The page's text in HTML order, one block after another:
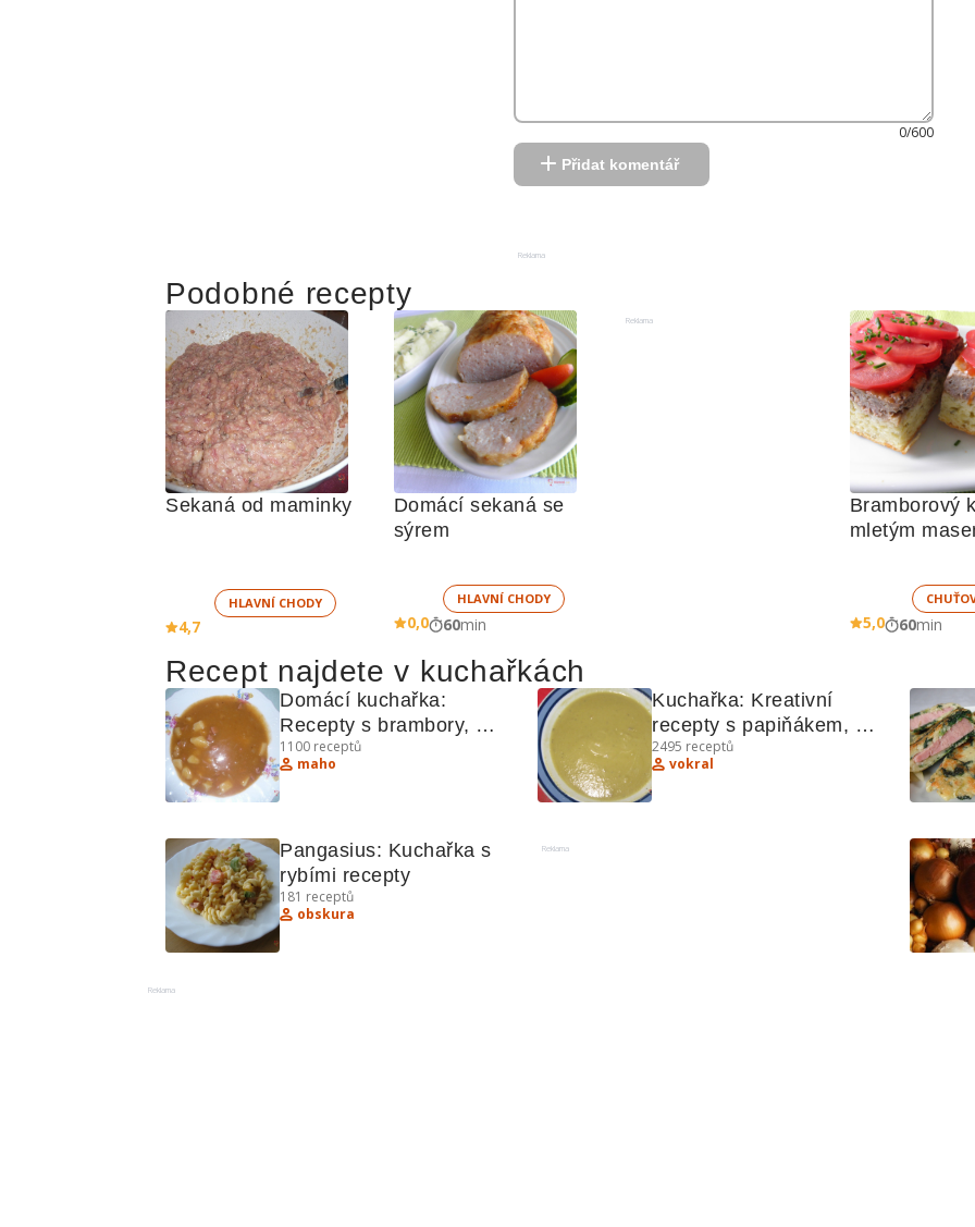
0/600
Přidat komentář
Reklama
Podobné recepty
Sekaná od maminky
HLAVNÍ CHODY
4,7
Domácí sekaná se
sýrem
HLAVNÍ CHODY
0,0 60min
Reklama
Bramborový
5,0 60min
Recept najdete v kuchařkách
Domácí kuchařka:
Recepty s brambory,
drůbeží a houbami
1100 receptů
maho
Kuchařka: Kreativní
recepty s papiňákem,
vepřovým ragú a
sněhovým těstíčkem
2495 receptů
vokral
Pangasius: Kuchařka s
rybími recepty
181 receptů
obskura
Reklama
Reklama